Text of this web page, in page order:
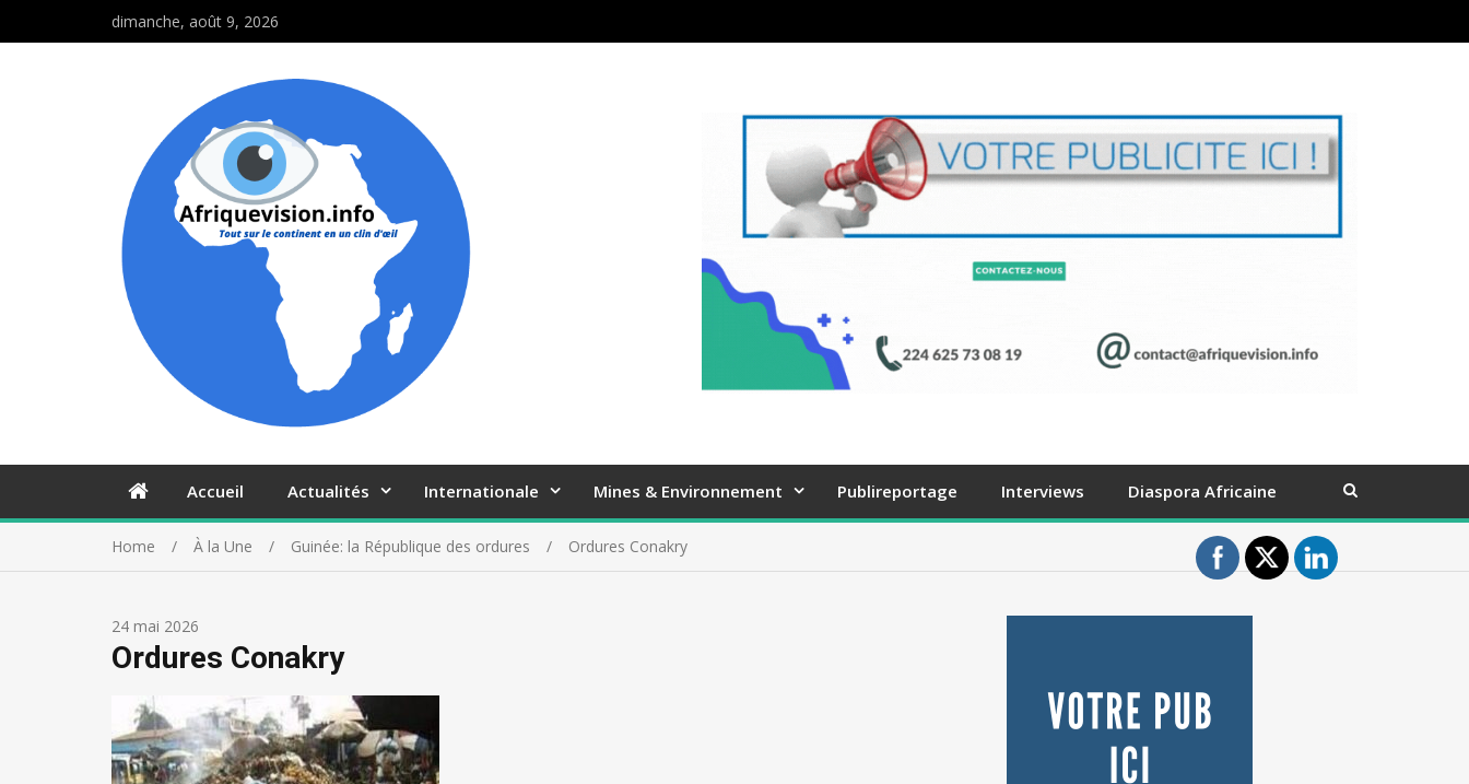
dimanche, août 9, 2026
Accueil Actualités Internationale Mines & Environnement Publireportage Interviews Diaspora Africaine
Home À la Une Guinée: la République des ordures Ordures Conakry
24 mai 2026
Ordures Conakry